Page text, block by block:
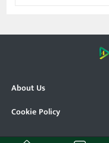
About Us
Cookie Policy